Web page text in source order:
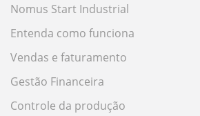
Nomus Start Industrial
Entenda como funciona
Vendas e faturamento
Gestão Financeira
Controle da produção